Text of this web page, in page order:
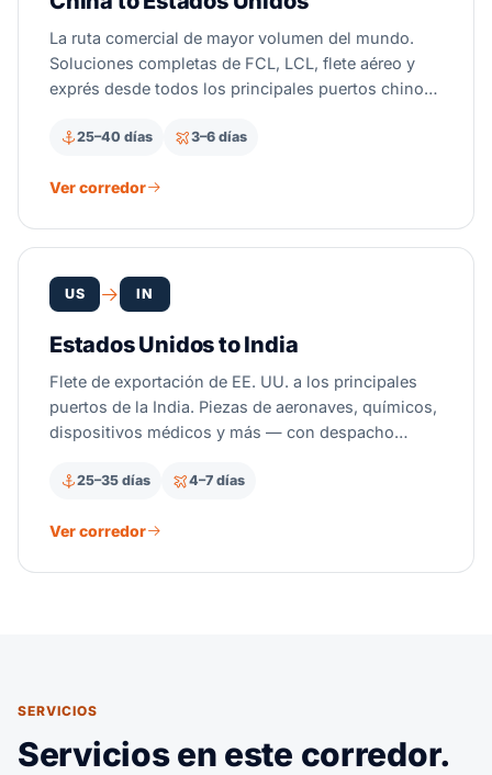
La ruta comercial de mayor volumen del mundo.
Soluciones completas de FCL, LCL, flete aéreo y
exprés desde todos los principales puertos chinos
301 y agenciamiento aduanero.
25–40 días 3–6 días
Ver corredor
US IN
Estados Unidos to India
Flete de exportación de EE. UU. a los principales
puertos de la India. Piezas de aeronaves, químicos,
dispositivos médicos y más — con despacho
puerta a puerta.
25–35 días 4–7 días
Ver corredor
SERVICIOS
Servicios en este corredor.